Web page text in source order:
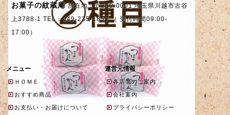
お菓子の紋蔵庵 所在地：〒350-0001 埼玉県川越市古谷
上3788-1 TEL：049-235-1857 （ 受付時間09:00-
17:00）
メニュー
ＨＯＭＥ
おすすめ商品
お支払い・お届けについて
運営元情報
各店舗のご案内
会社案内
プライバシーポリシー